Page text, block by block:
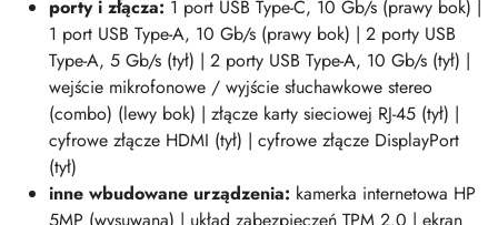
porty i złącza: 1 port USB Type-C, 10 Gb/s (prawy bok) |
1 port USB Type-A, 10 Gb/s (prawy bok) | 2 porty USB
Type-A, 5 Gb/s (tył) | 2 porty USB Type-A, 10 Gb/s (tył) |
wejście mikrofonowe / wyjście słuchawkowe stereo
(combo) (lewy bok) | złącze karty sieciowej RJ-45 (tył) |
cyfrowe złącze HDMI (tył) | cyfrowe złącze DisplayPort
(tył)
inne wbudowane urządzenia: kamerka internetowa HP
5MP (wysuwana) | układ zabezpieczeń TPM 2.0 | ekran